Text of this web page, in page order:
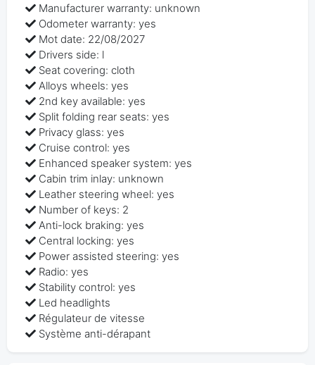
Manufacturer warranty: unknown
Odometer warranty: yes
Mot date: 22/08/2027
Drivers side: l
Seat covering: cloth
Alloys wheels: yes
2nd key available: yes
Split folding rear seats: yes
Privacy glass: yes
Cruise control: yes
Enhanced speaker system: yes
Cabin trim inlay: unknown
Leather steering wheel: yes
Number of keys: 2
Anti-lock braking: yes
Central locking: yes
Power assisted steering: yes
Radio: yes
Stability control: yes
Led headlights
Régulateur de vitesse
Système anti-dérapant